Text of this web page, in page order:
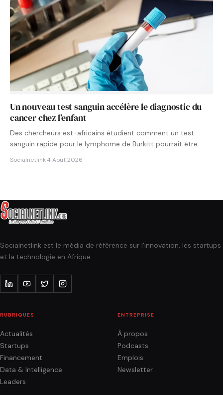
Un nouveau test sanguin accélère le diagnostic du
cancer chez l’enfant
Des chercheurs est-africains étudient comment un test
sanguin rapide pour le lymphome de Burkitt pourrait être
Socialnetlink·4 Août 2026
Socialnetlink est le média de référence sur l'innovation, les startups
et la technologie en Afrique.
RUBRIQUES
Actualités
Startups
Financement
Data & Intelligence
Leaders
ENTREPRISE
À propos
Podcasts
Emplois
Newsletter